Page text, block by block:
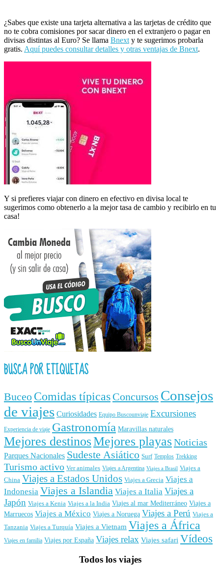
¿Sabes que existe una tarjeta alternativa a las tarjetas de crédito que
no te cobra comisiones por sacar dinero en el extranjero o pagar en
divisas distintas al Euro? Se llama Bnext y te sugerimos probarla
gratis. Aquí puedes consultar detalles y otras ventajas de Bnext.
Y si prefieres viajar con dinero en efectivo en divisa local te
sugerimos como obtenerlo a la mejor tasa de cambio y recibirlo en tu
casa!
BUSCA POR ETIQUETAS
Buceo Comidas típicas Concursos Consejos
de viajes Curiosidades Equipo Buscounviaje Excursiones
Experiencia de viaje Gastronomía Maravillas naturales
Mejores destinosMejores playasNoticias
Parques Nacionales Sudeste Asiático Surf Templos Trekking
Turismo activo Ver animales Viajes a Argentina Viajes a Brasil Viajes a
China Viajes a Estados Unidos Viajes a Grecia Viajes a
Indonesia Viajes a Islandia Viajes a Italia Viajes a
Japón Viajes a Kenia Viajes a la India Viajes al mar Mediterráneo Viajes a
Marruecos Viajes a México Viajes a Noruega Viajes a Perú Viajes a
Tanzania Viajes a Turquía Viajes a Vietnam Viajes a África
Viajes en familia Viajes por España Viajes relax Viajes safari Vídeos
Todos los viajes